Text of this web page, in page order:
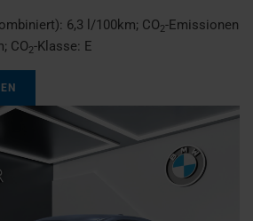
6,3 l/100km; CO2-Emissionen
; CO2-Klasse: E